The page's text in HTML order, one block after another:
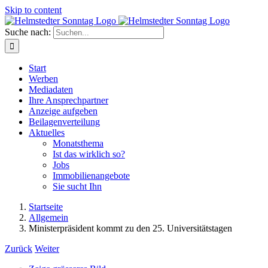
Skip to content
Suche nach:
Start
Werben
Mediadaten
Ihre Ansprechpartner
Anzeige aufgeben
Beilagenverteilung
Aktuelles
Monatsthema
Ist das wirklich so?
Jobs
Immobilienangebote
Sie sucht Ihn
Startseite
Allgemein
Ministerpräsident kommt zu den 25. Universitätstagen
Zurück Weiter